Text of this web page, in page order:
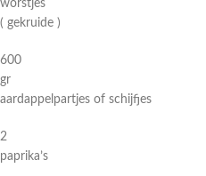
worstjes
( gekruide )
600
gr
aardappelpartjes of schijfjes
2
paprika’s